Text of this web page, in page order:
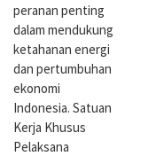
peranan penting
dalam mendukung
ketahanan energi
dan pertumbuhan
ekonomi
Indonesia. Satuan
Kerja Khusus
Pelaksana